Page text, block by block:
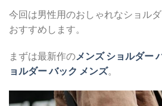
今回は男性用のおしゃれなショル
おすすめします。
まずは最新作のメンズ ショルダー
ョルダー バック メンズ。